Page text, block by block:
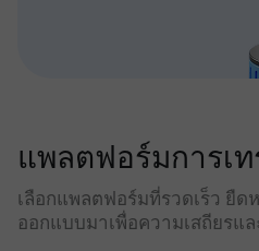
แพลตฟอร์มการเ
เลือกแพลตฟอร์มที่รวดเร็ว ยืด
ออกแบบมาเพื่อความเสถียรแ